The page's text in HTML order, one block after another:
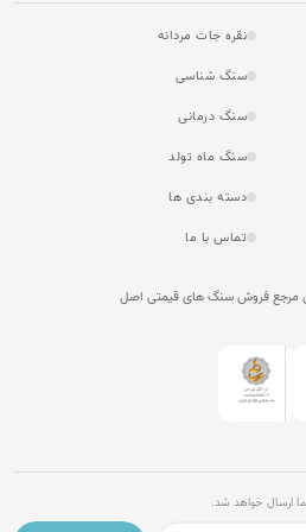
نقره جات مردانه
سنگ شناسی
سنگ درمانی
سنگ ماه تولد
دسته بندی ها
تماس با ما
مرجع فروش سنگ های قیمتی اصل
ارسال خواهد شد.